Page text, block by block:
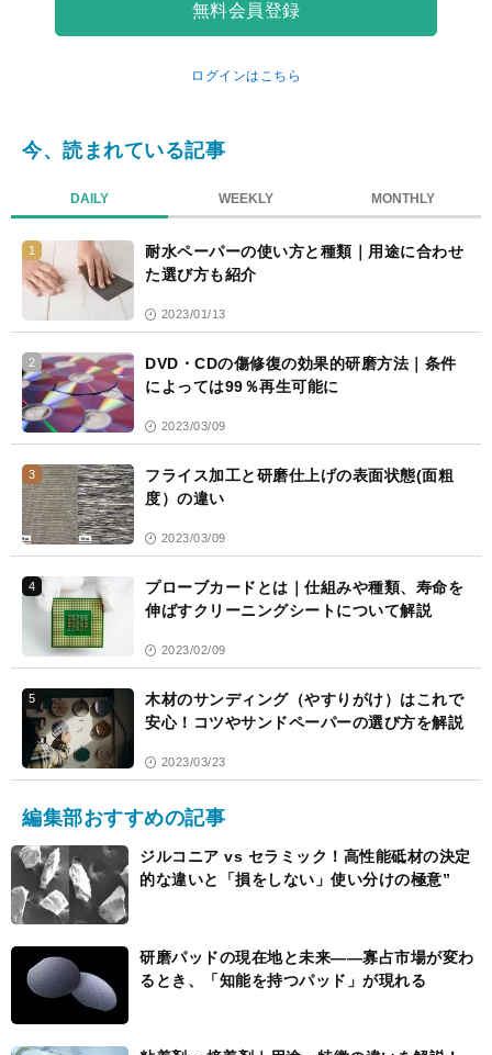
無料会員登録
ログインはこちら
今、読まれている記事
DAILY WEEKLY MONTHLY
1
耐水ペーパーの使い方と種類｜用途に合わせ
た選び方も紹介
2023/01/13
2
DVD・CDの傷修復の効果的研磨方法｜条件
によっては99％再生可能に
2023/03/09
3
フライス加工と研磨仕上げの表面状態(面粗
度）の違い
2023/03/09
4
プローブカードとは｜仕組みや種類、寿命を
伸ばすクリーニングシートについて解説
2023/02/09
5
木材のサンディング（やすりがけ）はこれで
安心！コツやサンドペーパーの選び方を解説
2023/03/23
編集部おすすめの記事
ジルコニア vs セラミック！高性能砥材の決定
的な違いと「損をしない」使い分けの極意”
研磨パッドの現在地と未来――寡占市場が変わ
るとき、「知能を持つパッド」が現れる